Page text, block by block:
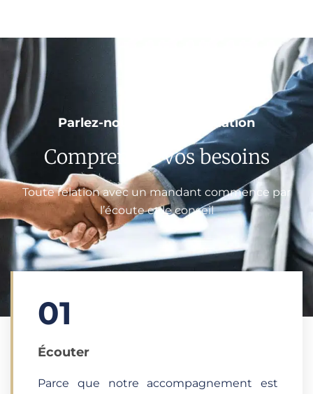
Parlez-nous de votre situation
Comprendre vos besoins
Toute relation avec un mandant commence par
l’écoute et le conseil
01
Écouter​
Parce que notre accompagnement est